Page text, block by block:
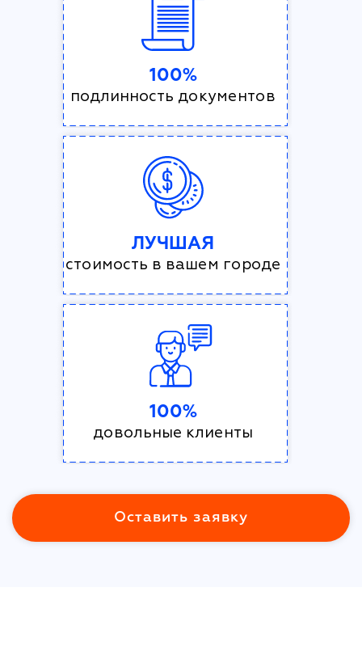
100%
подлинность документов
ЛУЧШАЯ
стоимость в вашем городе
100%
довольные клиенты
Оставить заявку